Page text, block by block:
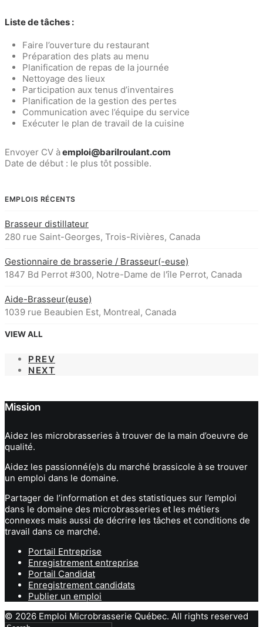
Liste de tâches :
Faire l’ouverture du restaurant
Préparation des plats au menu
Planification de repas de la journée
Nettoyage des lieux
Participation aux tenus d’inventaires
Planification de la gestion des pertes
Communication avec l’équipe du service
Exécuter le plan de travail de la cuisine
Envoyer CV àemploi@barilroulant.com
Date de début : le plus tôt possible.
EMPLOIS RÉCENTS
Brasseur distillateur
280 rue Saint-Georges, Trois-Rivières, Canada
Gestionnaire de brasserie / Brasseur(-euse)
1847 Bd Perrot #300, Notre-Dame de l'île Perrot, Canada
Aide-Brasseur(euse)
1039 rue Beaubien Est, Montreal, Canada
VIEW ALL
PREV
NEXT
Mission
Aidez les microbrasseries à trouver de la main d’oeuvre de
qualité.
Aidez les passionné(e)s du marché brassicole à se trouver
un emploi dans le domaine.
Partager de l’information et des statistiques sur l’emploi
dans le domaine des microbrasseries et les métiers
connexes mais aussi de décrire les tâches et conditions de
travail dans ce marché.
Portail Entreprise
Enregistrement entreprise
Portail Candidat
Enregistrement candidats
Publier un emploi
© 2026 Emploi Microbrasserie Québec. All rights reserved